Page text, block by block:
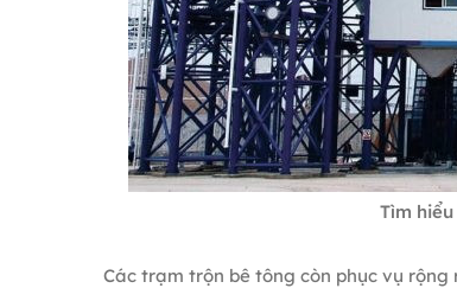
Tìm
Các trạm trộn bê tông còn phục vụ